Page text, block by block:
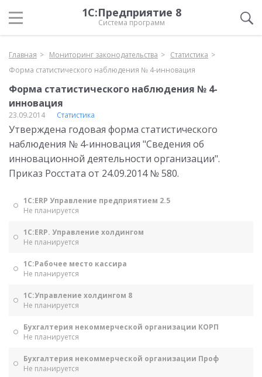
1С:Предприятие 8
Система программ
Главная Мониторинг законодательства
Статистика
Форма статистического наблюдения № 4-инновация
Форма статистического наблюдения № 4-
инновация
23.09.2014 Статистика
Утверждена годовая форма статистического
наблюдения № 4-инновация "Сведения об
инновационной деятельности организации".
Приказ Росстата от 24.09.2014 № 580.
1С:ERP Управление предприятием 2.5
Не планируется
1С:ERP. Управление холдингом
Не планируется
1С:Рабочее место кассира
Не планируется
1С:Управление холдингом 8
Не планируется
Бухгалтерия некоммерческой организации КОРП
Не планируется
Бухгалтерия некоммерческой организации Проф
Не планируется